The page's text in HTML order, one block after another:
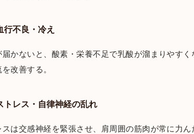
不良・冷え
かないと、酸素・栄養不足で乳酸が溜まりやす
改善する。
レス・自律神経の乱れ
は交感神経を緊張させ、肩周囲の筋肉が常に力